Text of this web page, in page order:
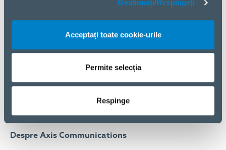
Gestionați/Respingeți
Acceptați toate cookie-urile
Permite selecția
Respinge
Access. În plus, produsul este rentabil din punct de
vedere al costului, având garanție implicită timp de
3 ani și, opțional, posibilitatea de a o extinde cu încă
2 ani. ELKO Romania oferă soluțiile complete de la
Axis. Astfel, companiile își pot achiziționa un sistem
de securitate, adaptat la nevoile lor specifice. Aflați
mai multe informații despre
iar pentru întrebări suplimentare despre soluțiile
ELKO puteți solicita prin email la:solutii@elko.ro
Despre Axis Communications